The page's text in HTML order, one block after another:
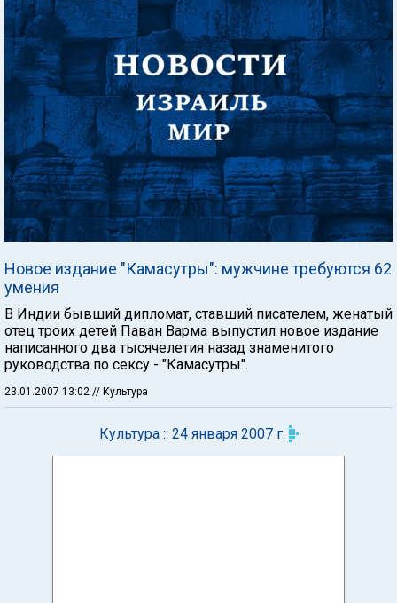
Новое издание "Камасутры": мужчине требуются 62
умения
В Индии бывший дипломат, ставший писателем, женатый
отец троих детей Паван Варма выпустил новое издание
написанного два тысячелетия назад знаменитого
руководства по сексу - "Камасутры".
23.01.2007 13:02 // Культура
Культура :: 24 января 2007 г.